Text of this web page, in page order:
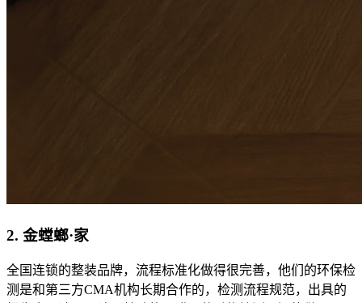
2. 金螳螂·家
全国连锁的整装品牌，流程标准化做得很完善，他们的环保检
测是和第三方CMA机构长期合作的，检测流程规范，出具的